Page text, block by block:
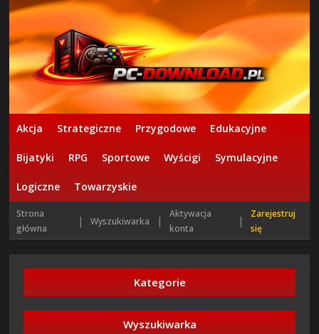
Akcja Strategiczne Przygodowe Edukacyjne
Bijatyki RPG Sportowe Wyścigi Symulacyjne
Logiczne Towarzyskie
Strona
główna
| Wyszukiwarka |
Aktywacja
konta
|
Zarejestruj
się
Kategorie
Wyszukiwarka